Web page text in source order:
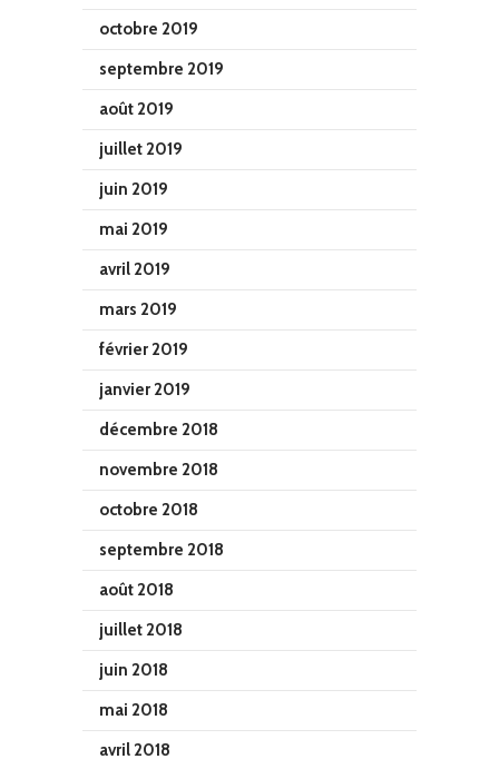
octobre 2019
septembre 2019
août 2019
juillet 2019
juin 2019
mai 2019
avril 2019
mars 2019
février 2019
janvier 2019
décembre 2018
novembre 2018
octobre 2018
septembre 2018
août 2018
juillet 2018
juin 2018
mai 2018
avril 2018